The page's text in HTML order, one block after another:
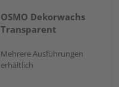
OSMO Dekorwachs
Transparent
Mehrere Ausführungen
erhältlich